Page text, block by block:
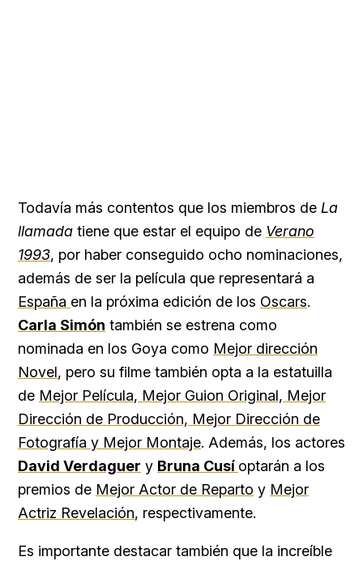
Todavía más contentos que los miembros de La
llamada tiene que estar el equipo de Verano
1993, por haber conseguido ocho nominaciones,
además de ser la película que representará a
España en la próxima edición de los Oscars.
Carla Simón también se estrena como
nominada en los Goya como Mejor dirección
Novel, pero su filme también opta a la estatuilla
de Mejor Película, Mejor Guion Original, Mejor
Dirección de Producción, Mejor Dirección de
Fotografía y Mejor Montaje. Además, los actores
David Verdaguer y Bruna Cusí optarán a los
premios de Mejor Actor de Reparto y Mejor
Actriz Revelación, respectivamente.
Es importante destacar también que la increíble